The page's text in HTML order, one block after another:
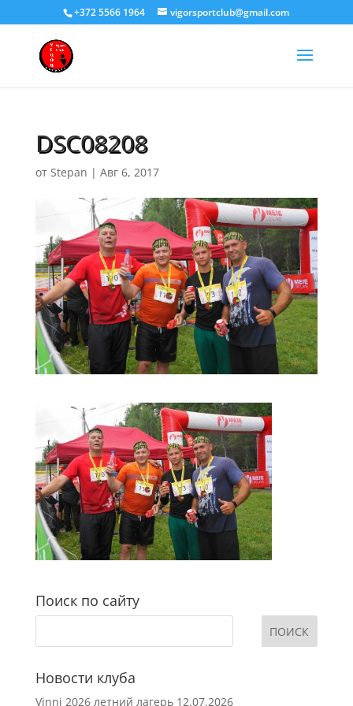
+372 5566 1964 vigorsportclub@gmail.com
DSC08208
от Stepan | Авг 6, 2017
Поиск по сайту
Новости клуба
Vinni 2026 летний лагерь 12.07.2026